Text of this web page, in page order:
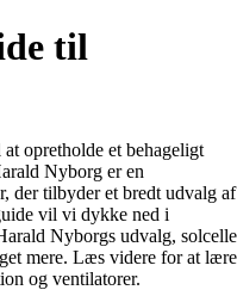
til
opretholde et behageligt
Nyborg er en
der tilbyder et bredt udvalg af
vil vi dykke ned i
Nyborgs udvalg, solcelle
mere. Læs videre for at lære
og ventilatorer.